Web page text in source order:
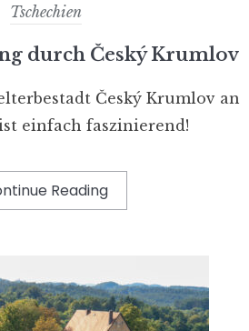
Tschechien
durch Český Krumlov
Český Krumlov an
einfach faszinierend!
Reading